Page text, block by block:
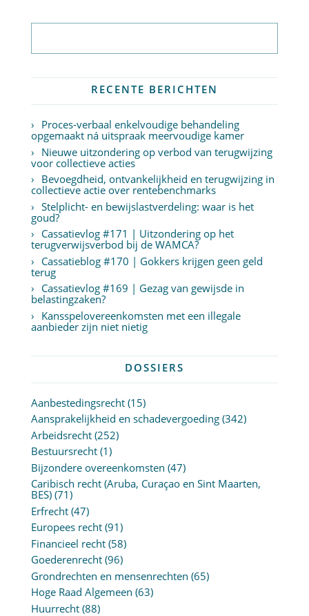
RECENTE BERICHTEN
Proces-verbaal enkelvoudige behandeling
opgemaakt ná uitspraak meervoudige kamer
Nieuwe uitzondering op verbod van terugwijzing
voor collectieve acties
Bevoegdheid, ontvankelijkheid en terugwijzing in
collectieve actie over rentebenchmarks
Stelplicht- en bewijslastverdeling: waar is het
goud?
Cassatievlog #171 | Uitzondering op het
terugverwijsverbod bij de WAMCA?
Cassatieblog #170 | Gokkers krijgen geen geld
terug
Cassatievlog #169 | Gezag van gewijsde in
belastingzaken?
Kansspelovereenkomsten met een illegale
aanbieder zijn niet nietig
DOSSIERS
Aanbestedingsrecht(15)
Aansprakelijkheid en schadevergoeding(342)
Arbeidsrecht(252)
Bestuursrecht(1)
Bijzondere overeenkomsten (47)
Caribisch recht (Aruba, Curaçao en Sint Maarten,
BES)(71)
Erfrecht(47)
Europees recht(91)
Financieel recht(58)
Goederenrecht(96)
Grondrechten en mensenrechten (65)
Hoge Raad Algemeen (63)
Huurrecht(88)